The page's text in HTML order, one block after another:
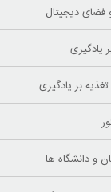
فضای دیجیتال
یادگیری
بر یادگیری
و دانشگاه ها